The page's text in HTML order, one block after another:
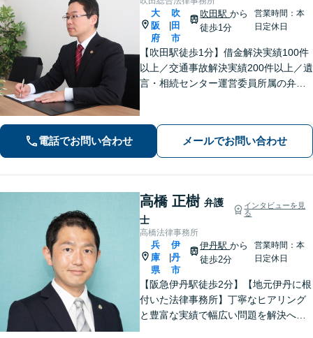
大
阪
府
吹
田
市
吹田駅から
徒歩1分
営業時間：本
日定休日
【吹田駅徒歩1分】借金解決実績100件
以上／交通事故解決実績200件以上／遺
言・相続センター運営委員所属の弁護
ください。きめ細やかで丁寧な対応が
モットーです。
電話でお問い合わせ メールでお問い合わせ
高橋 正樹 弁護
士
インタビューを見
る
高橋法律事務所
兵
庫
県
伊
丹
市
伊丹駅から
徒歩2分
営業時間：本
日定休日
【阪急伊丹駅徒歩2分】【地元伊丹に根
付いた法律事務所】丁寧なヒアリング
と豊富な実績で幅広い問題を解決へ導